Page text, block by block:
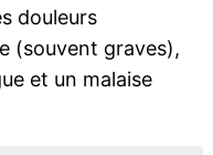
douleurs
(souvent graves),
et un malaise